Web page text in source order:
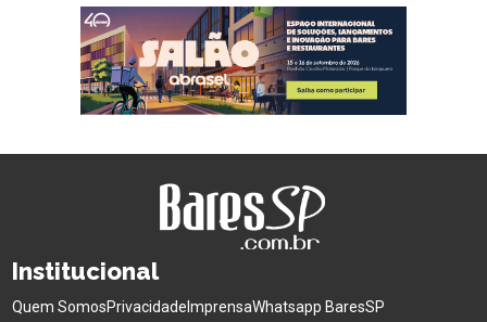
Institucional
Quem SomosPrivacidade ImprensaWhatsapp BaresSP